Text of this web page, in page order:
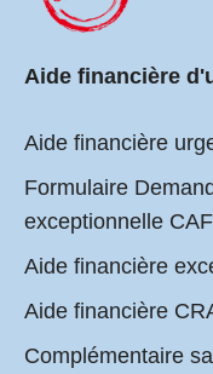
Aide financière
Aide financière
Formulaire
exceptionnelle CAF
Aide financière
Aide financière
Complémentaire